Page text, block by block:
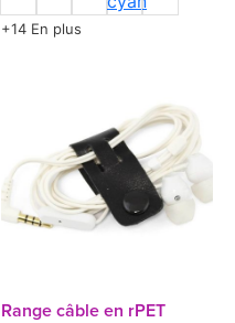
+14 En plus
Range câble en rPET